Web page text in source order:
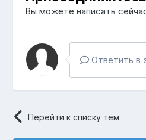
Вы можете написать
Ответить в
Перейти к списку тем